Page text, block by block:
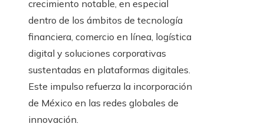
crecimiento notable, en especial
dentro de los ámbitos de tecnología
financiera, comercio en línea, logística
digital y soluciones corporativas
sustentadas en plataformas digitales.
Este impulso refuerza la incorporación
de México en las redes globales de
innovación.